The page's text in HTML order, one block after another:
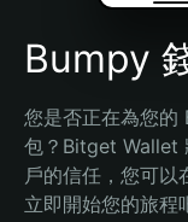
Bumpy
您是否正在為您的
包？Bitget Wallet
戶的信任，您可以
立即開始您的旅程